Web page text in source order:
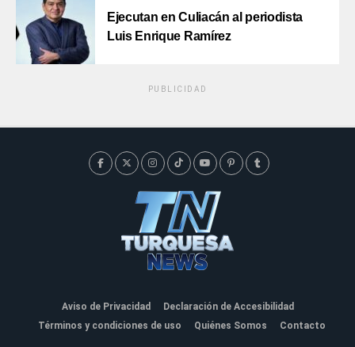
Ejecutan en Culiacán al periodista
Luis Enrique Ramírez
PUBLICIDAD
Aviso de Privacidad
Declaración de Accesibilidad
Términos y condiciones de uso
Quiénes Somos Contacto